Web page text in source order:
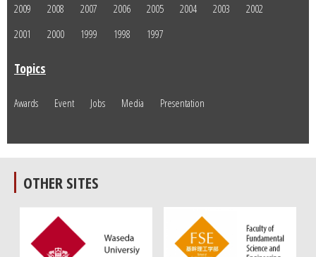
2009
2008 2007 2006 2005 2004 2003
2002
2001
2000 1999 1998 1997
Topics
Awards Event Jobs Media Presentation
OTHER SITES